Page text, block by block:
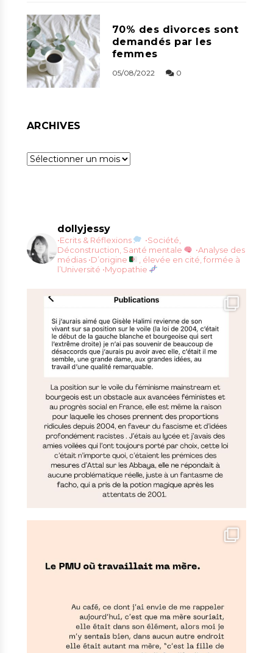
70% des divorces sont
demandés par les
femmes
05/08/2022 0
ARCHIVES
Archives
dollyjessy
•Ecrits & Réflexions
•Société,
Déconstruction, Santé mentale
•Analyse des
médias •D’origine
, élevée en cité, formée à
l’Université •Myopathie